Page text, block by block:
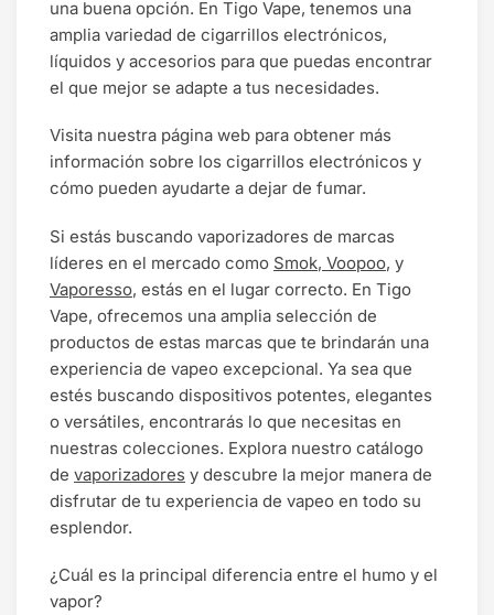
una buena opción. En Tigo Vape, tenemos una
amplia variedad de cigarrillos electrónicos,
líquidos y accesorios para que puedas encontrar
el que mejor se adapte a tus necesidades.
Visita nuestra página web para obtener más
información sobre los cigarrillos electrónicos y
cómo pueden ayudarte a dejar de fumar.
Si estás buscando vaporizadores de marcas
líderes en el mercado como Smok, Voopoo, y
Vaporesso, estás en el lugar correcto. En Tigo
Vape, ofrecemos una amplia selección de
productos de estas marcas que te brindarán una
experiencia de vapeo excepcional. Ya sea que
estés buscando dispositivos potentes, elegantes
o versátiles, encontrarás lo que necesitas en
nuestras colecciones. Explora nuestro catálogo
de vaporizadores y descubre la mejor manera de
disfrutar de tu experiencia de vapeo en todo su
esplendor.
¿Cuál es la principal diferencia entre el humo y el
vapor?